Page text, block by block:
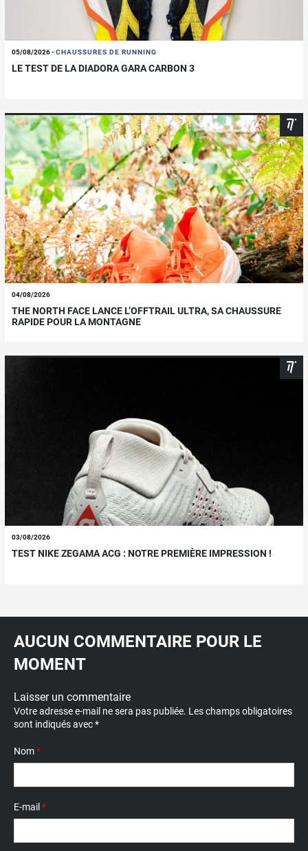
05/08/2026-CHAUSSURES DE RUNNING
LE TEST DE LA DIADORA GARA CARBON 3
04/08/2026
THE NORTH FACE LANCE L’OFFTRAIL ULTRA, SA CHAUSSURE
RAPIDE POUR LA MONTAGNE
03/08/2026
TEST NIKE ZEGAMA ACG : NOTRE PREMIÈRE IMPRESSION !
AUCUN COMMENTAIRE POUR LE
MOMENT
Laisser un commentaire
Votre adresse e-mail ne sera pas publiée. Les champs obligatoires
sont indiqués avec*
Nom*
E-mail *